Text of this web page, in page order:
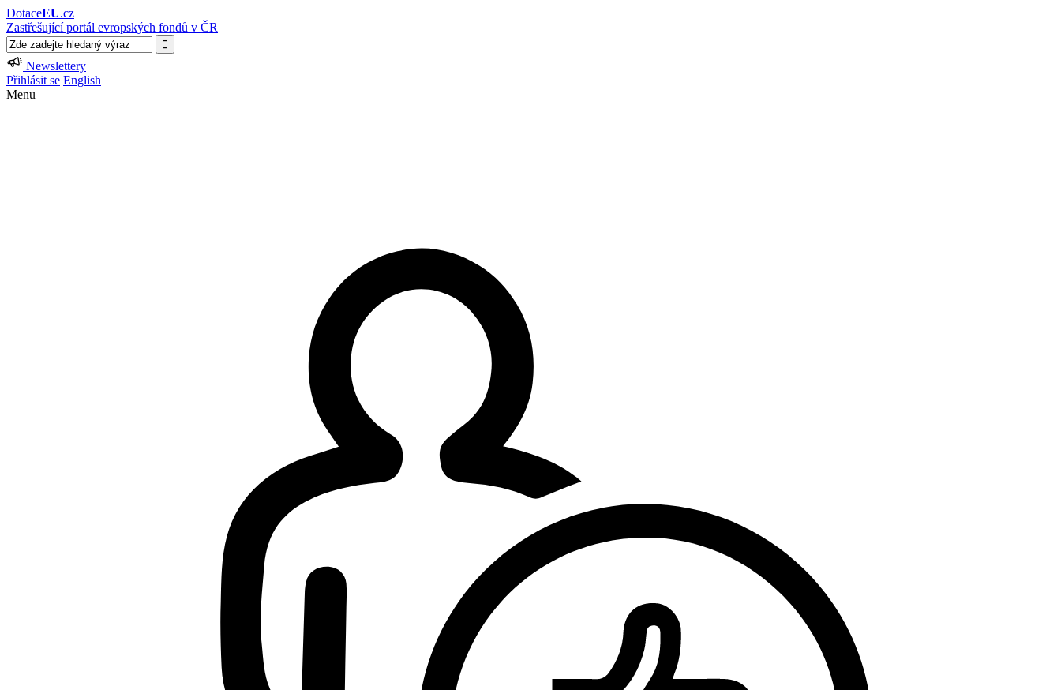
DotaceEU.cz
Zastřešující portál evropských fondů v ČR
Newslettery
Přihlásit se English
Menu